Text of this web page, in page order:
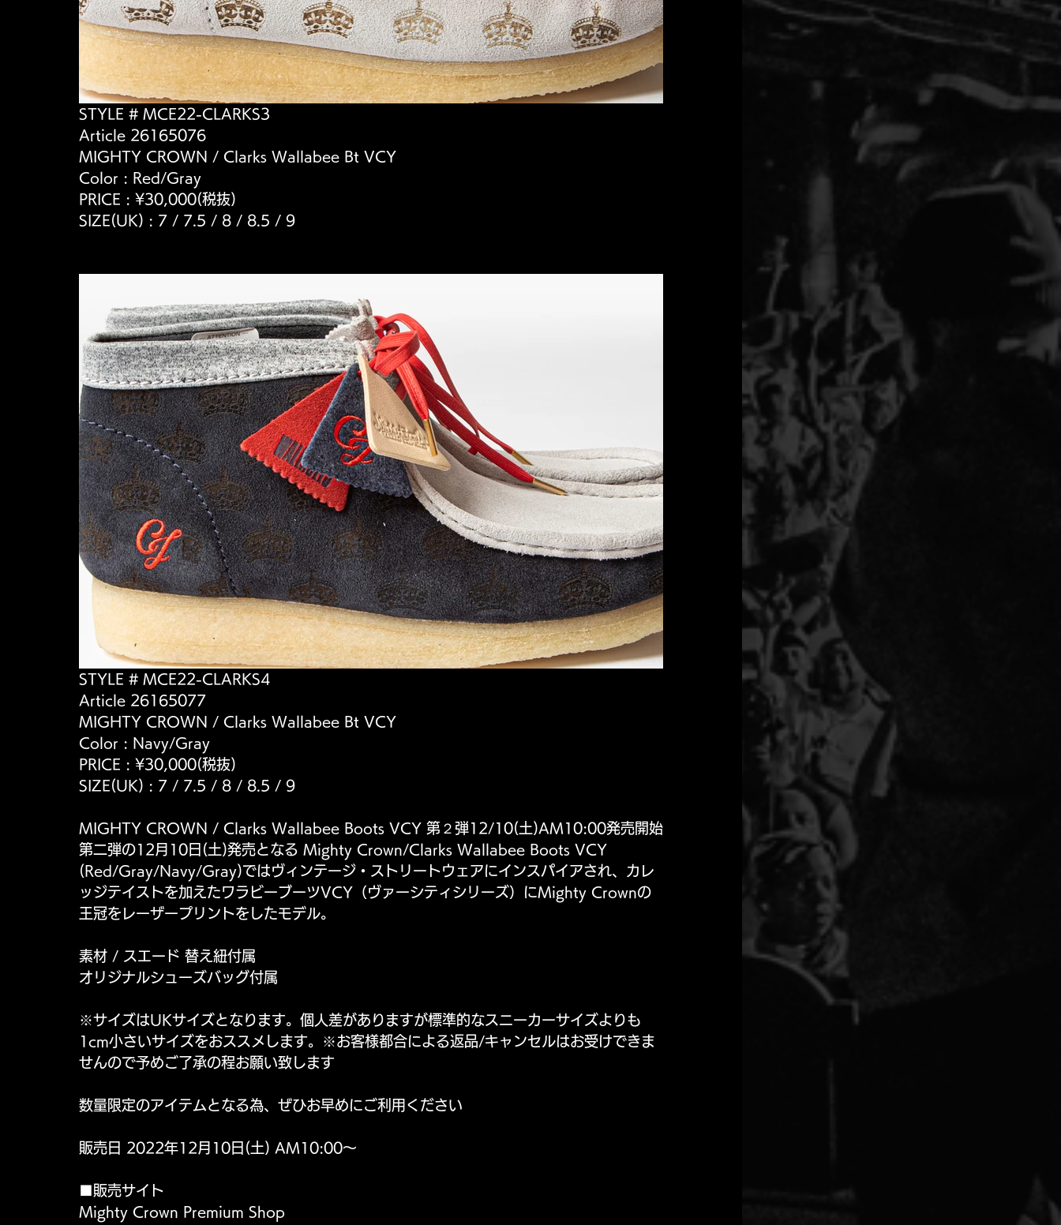
STYLE # MCE22-CLARKS3
Article 26165076
MIGHTY CROWN / Clarks Wallabee Bt VCY
Color : Red/Gray
PRICE : ¥30,000(税抜)
SIZE(UK) : 7 / 7.5 / 8 / 8.5 / 9
STYLE # MCE22-CLARKS4
Article 26165077
MIGHTY CROWN / Clarks Wallabee Bt VCY
Color : Navy/Gray
PRICE : ¥30,000(税抜)
SIZE(UK) : 7 / 7.5 / 8 / 8.5 / 9
MIGHTY CROWN / Clarks Wallabee Boots VCY 第２弾12/10(土)AM10:00発売開始
第二弾の12月10日(土)発売となる Mighty Crown/Clarks Wallabee Boots VCY
(Red/Gray/Navy/Gray)ではヴィンテージ・ストリートウェアにインスパイアされ、カレ
ッジテイストを加えたワラビーブーツVCY（ヴァーシティシリーズ）にMighty Crownの
王冠をレーザープリントをしたモデル。
素材 / スエード 替え紐付属
オリジナルシューズバッグ付属
※サイズはUKサイズとなります。個人差がありますが標準的なスニーカーサイズよりも
1cm小さいサイズをおススメします。※お客様都合による返品/キャンセルはお受けできま
せんので予めご了承の程お願い致します
数量限定のアイテムとなる為、ぜひお早めにご利用ください
販売日 2022年12月10日(土) AM10:00〜
■販売サイト
Mighty Crown Premium Shop